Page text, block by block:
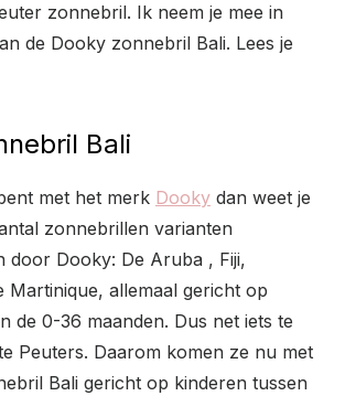
zonnebril. Ik neem je mee in
de Dooky zonnebril Bali. Lees je
Bali
met het merk Dooky dan weet je
zonnebrillen varianten
door Dooky: De Aruba , Fiji,
Martinique, allemaal gericht op
de 0-36 maanden. Dus net iets te
Peuters. Daarom komen ze nu met
Bali gericht op kinderen tussen